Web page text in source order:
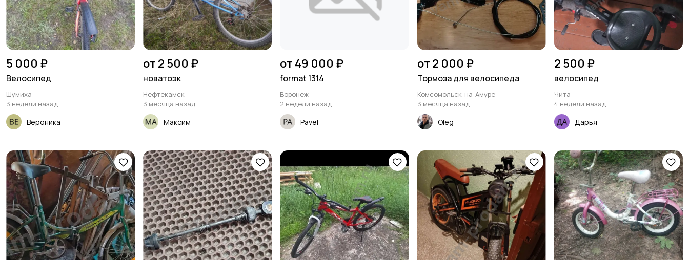
5 000 ₽
Велосипед
Шумиха
3 недели назад
Вероника
от 2 500 ₽
новатоэк
Нефтекамск
3 месяца назад
Максим
от 49 000 ₽
format 1314
Воронеж
2 недели назад
Pavel
от 2 000 ₽
Тормоза для велосипеда
Комсомольск-на-Амуре
3 месяца назад
Oleg
2 500 ₽
велосипед
Чита
4 недели назад
Дарья